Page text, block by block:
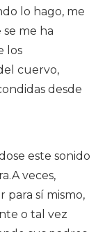
lo hago, me
me ha
los
cuervo,
desde
este sonido
veces,
para sí mismo,
o tal vez